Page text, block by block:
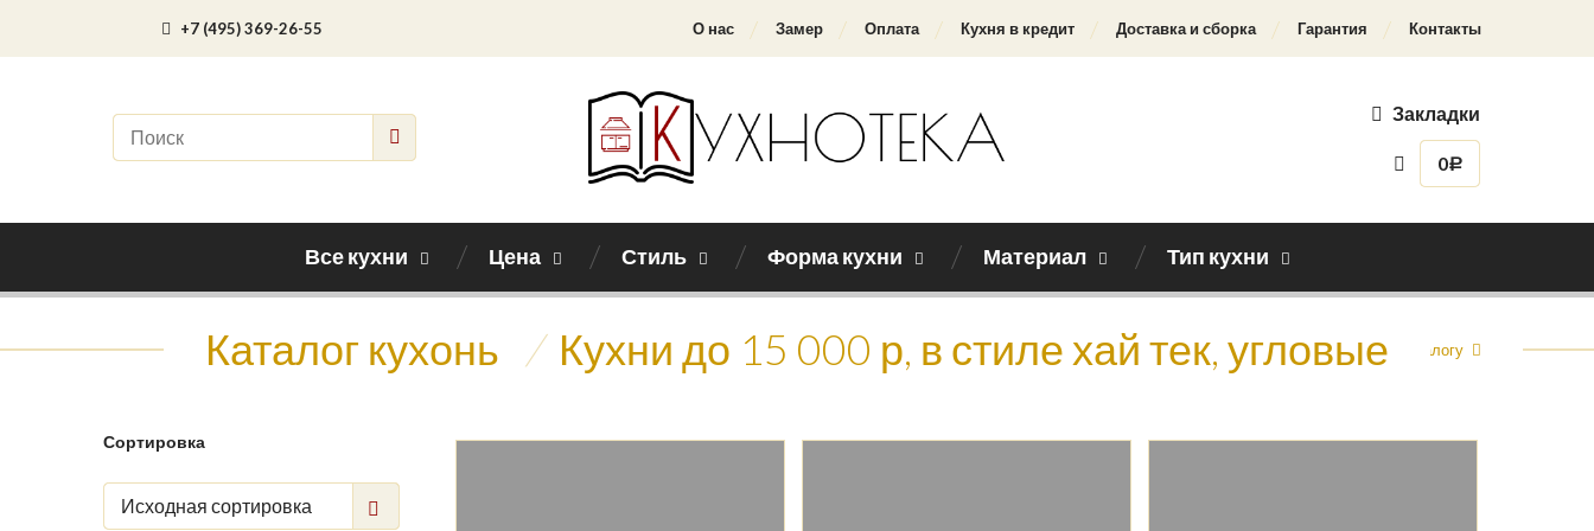
+7 (495) 369-26-55 О нас Замер Оплата Кухня в кредит Доставка и сборка Гарантия Контакты
Закладки
0Р
Все кухни Цена Стиль Форма кухни Материал Тип кухни
Каталог кухонь / Кухни до 15 000 р, в стиле хай тек, угловыеНазад к каталогу
Сортировка
Исходная сортировка